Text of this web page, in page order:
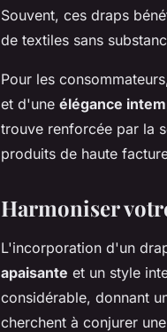
Souvent, ces draps
de textiles sans
Pour les
et d'une élégance
trouve renforcée par la
produits de haute
Harmoniser
L'incorporation d'un
apaisante et un style
considérable, donnant
cherchent à conjurer